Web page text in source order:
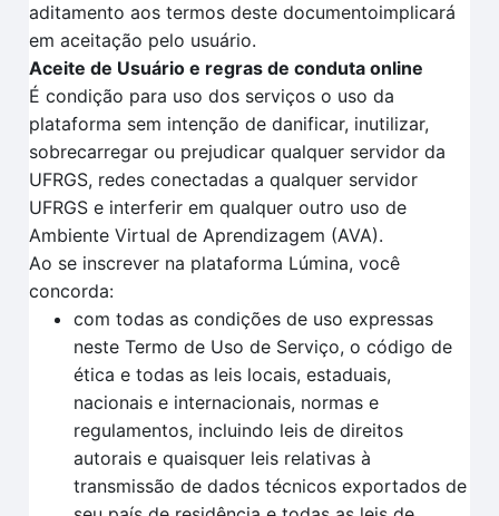
aditamento aos termos deste documentoimplicará
em aceitação pelo usuário.
Aceite de Usuário e regras de conduta online
É condição para uso dos serviços o uso da
plataforma sem intenção de danificar, inutilizar,
sobrecarregar ou prejudicar qualquer servidor da
UFRGS, redes conectadas a qualquer servidor
UFRGS e interferir em qualquer outro uso de
Ambiente Virtual de Aprendizagem (AVA).
Ao se inscrever na plataforma Lúmina, você
concorda:
com todas as condições de uso expressas
neste Termo de Uso de Serviço, o código de
ética e todas as leis locais, estaduais,
nacionais e internacionais, normas e
regulamentos, incluindo leis de direitos
autorais e quaisquer leis relativas à
transmissão de dados técnicos exportados de